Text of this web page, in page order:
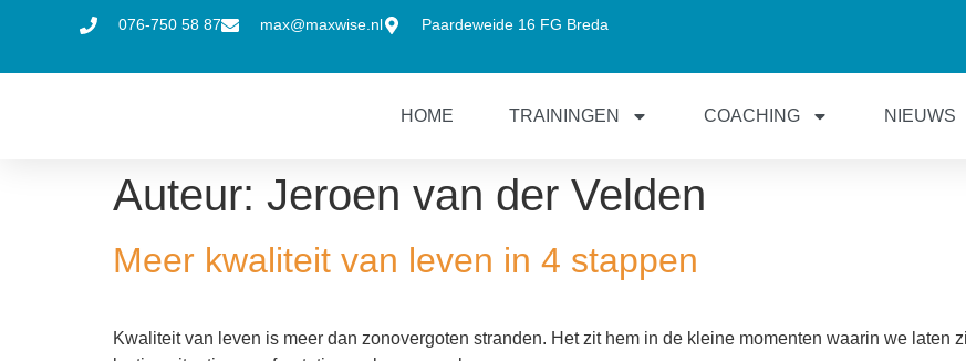
076-750 58 87 max@maxwise.nl Paardeweide 16 FG Breda
HOME TRAININGEN COACHING NIEUWS
Auteur: Jeroen van der Velden
Meer kwaliteit van leven in 4 stappen
Kwaliteit van leven is meer dan zonovergoten stranden. Het zit hem in de kleine momenten waarin we laten